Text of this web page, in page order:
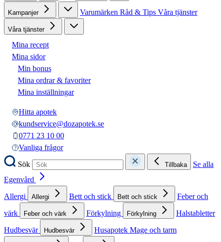
Kampanjer Varumärken Råd & Tips Våra tjänster
Våra tjänster
Mina recept
Mina sidor
Min bonus
Mina ordrar & favoriter
Mina inställningar
Hitta apotek
kundservice@dozapotek.se
0771 23 10 00
Vanliga frågor
Sök
Tillbaka
Se alla
Egenvård
Allergi
Allergi Bett och stick Bett och stick
Feber och
värk
Feber och värk Förkylning Förkylning
Halstabletter
Hudbesvär
Hudbesvär Husapotek Mage och tarm